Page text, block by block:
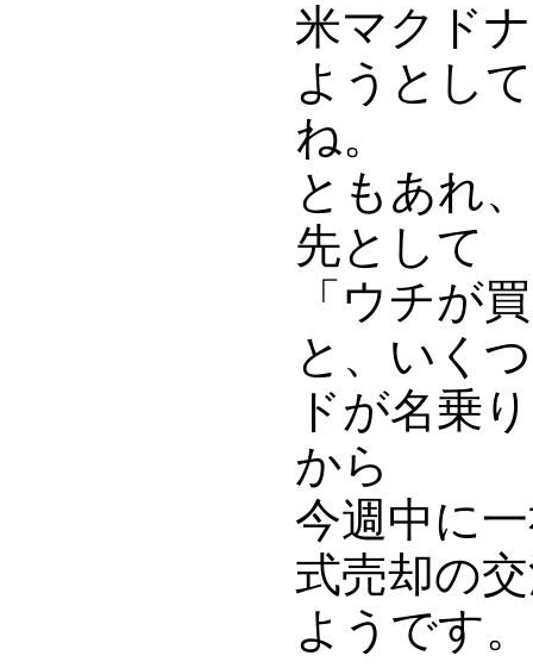
米マクド
ようとし
ね。
ともあれ
先として
「ウチが
と、いく
ドが名乗
から
今週中に
式売却の
ようです。